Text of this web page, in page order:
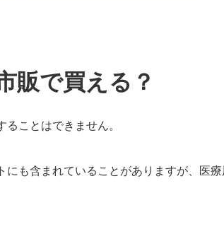
販で買える？
ことはできません。
も含まれていることがありますが、医